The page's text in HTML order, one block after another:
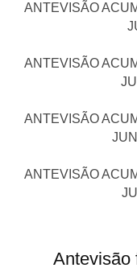
ANTEVISÃO
ANTEVISÃO
ANTEVISÃO
ANTEVISÃO
Antevisão